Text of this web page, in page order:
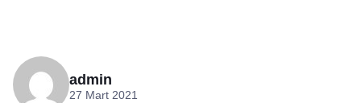
admin
27 Mart 2021